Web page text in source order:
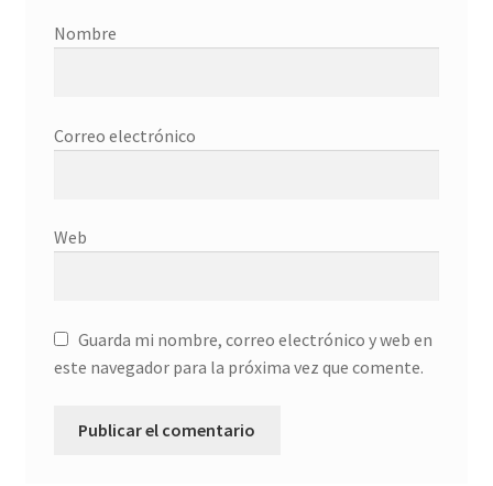
Escritorio del donante
Facebook Mapfre Cultura
Facebook Reina Sofia
Facebook Thyssen
Nombre
Correo electrónico
Web
Guarda mi nombre, correo electrónico y web en
este navegador para la próxima vez que comente.